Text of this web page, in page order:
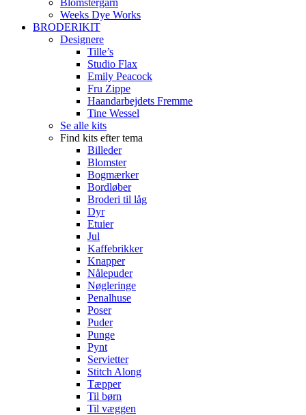
Weeks Dye Works
BRODERIKIT
Designere
Tille’s
Studio Flax
Emily Peacock
Fru Zippe
Haandarbejdets Fremme
Tine Wessel
Se alle kits
Find kits efter tema
Billeder
Blomster
Bogmærker
Bordløber
Broderi til låg
Dyr
Etuier
Jul
Kaffebrikker
Knapper
Nålepuder
Nøgleringe
Penalhuse
Poser
Puder
Punge
Pynt
Servietter
Stitch Along
Tæpper
Til børn
Til væggen